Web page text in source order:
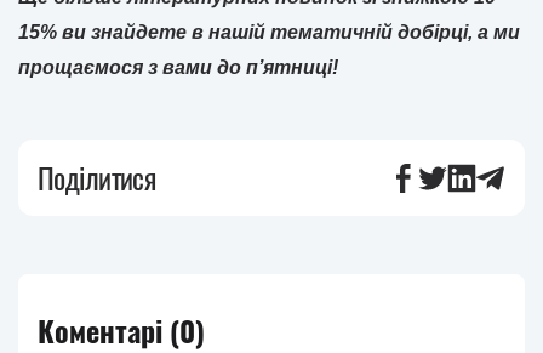
15% ви знайдете в нашій тематичній добірці, а ми
прощаємося з вами до п’ятниці!
Поділитися
Коментарі (0)